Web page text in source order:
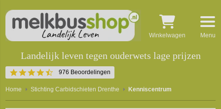
4.5
star
rating
976 Beoordelingen
Landelijk leven tegen ouderwets lage prijzen
Winkelwagen Menu
Home Stichting Carbidschieten Drenthe Kenniscentrum